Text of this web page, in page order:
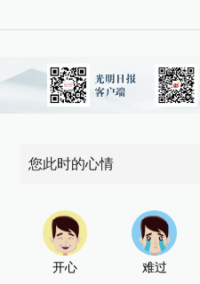
您此时的心情
开心 难过